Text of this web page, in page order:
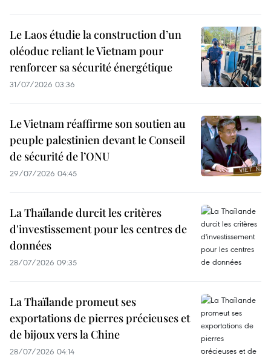
Le Laos étudie la construction d’un
oléoduc reliant le Vietnam pour
renforcer sa sécurité énergétique
31/07/2026 03:36
Le Vietnam réaffirme son soutien au
peuple palestinien devant le Conseil
de sécurité de l’ONU
29/07/2026 04:45
La Thaïlande durcit les critères
d'investissement pour les centres de
données
28/07/2026 09:35
La Thaïlande promeut ses
exportations de pierres précieuses et
de bijoux vers la Chine
28/07/2026 04:14